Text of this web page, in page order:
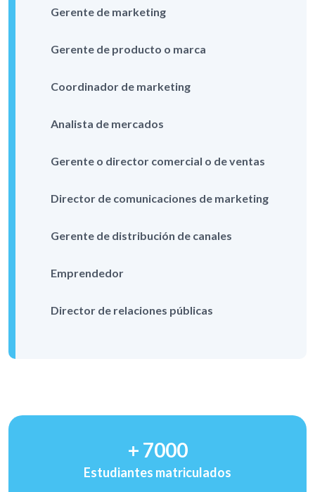
Gerente de marketing
Gerente de producto o marca
Coordinador de marketing
Analista de mercados
Gerente o director comercial o de ventas
Director de comunicaciones de marketing
Gerente de distribución de canales
Emprendedor
Director de relaciones públicas
+ 7000
Estudiantes matriculados